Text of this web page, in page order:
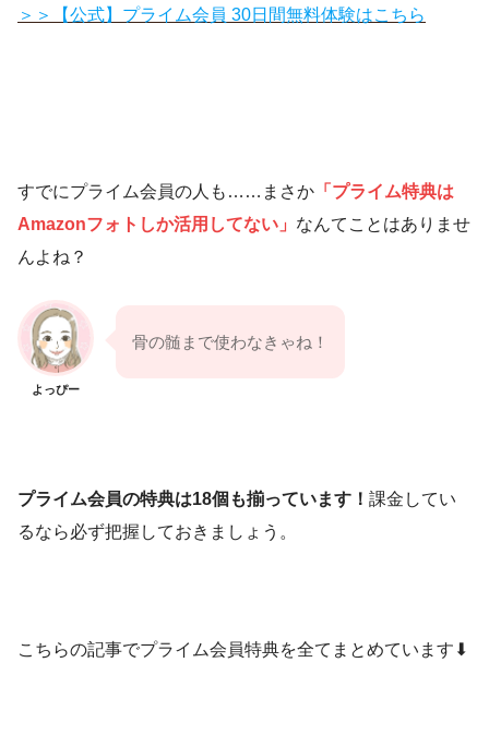
＞＞【公式】プライム会員 30日間無料体験はこちら
すでにプライム会員の人も……まさか 「 プライム特典は
Amazonフォトしか活用してない」 なんてことはありませ
んよね？
よっぴー
骨の髄まで使わなきゃね！
プライム会員の特典は18個も揃っています！ 課金してい
るなら必ず把握しておきましょう。
こちらの記事でプライム会員特典を全てまとめています⬇︎